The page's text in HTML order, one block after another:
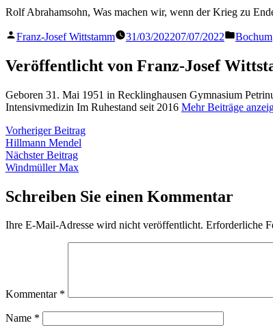
Rolf Abrahamsohn, Was machen wir, wenn der Krieg zu
Veröffentlicht
Franz-Josef Wittstamm 31/03/202207/07/2022 Bochum
Veröffentlicht von Franz-Josef
Geboren 31. Mai 1951 in Recklinghausen Gymnasium
Intensivmedizin Im Ruhestand seit 2016 Mehr Beiträge
Beitragsnavigation
Vorheriger BeitragVorheriger
Hillmann Mendel
Nächster BeitragNächster
Beitrag:
Windmüller Max
Schreiben Sie einen Kommentar
Ihre E-Mail-Adresse wird nicht veröffentlicht. Erforderliche
Kommentar *
Name *